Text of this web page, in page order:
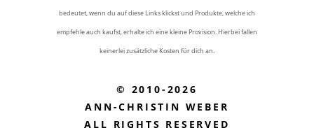
bedeutet, wenn du auf diese Links klickst und Produkte, welche ich
empfehle auch kaufst, erhalte ich eine kleine Provision. Hierbei fallen
keinerlei zusätzliche Kosten für dich an.
© 2010-2026
ANN-CHRISTIN WEBER
ALL RIGHTS RESERVED